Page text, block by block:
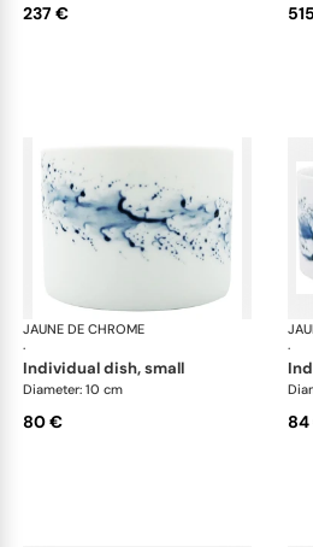
237 €
JAUNE DE CHROME
·
Blue
individual dish, small
Diameter: 10 cm
80 €
·